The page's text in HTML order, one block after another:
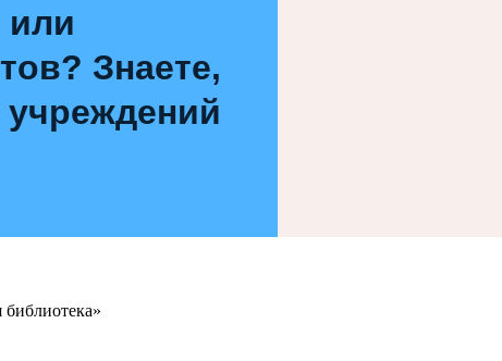
или
Знаете,
учреждений